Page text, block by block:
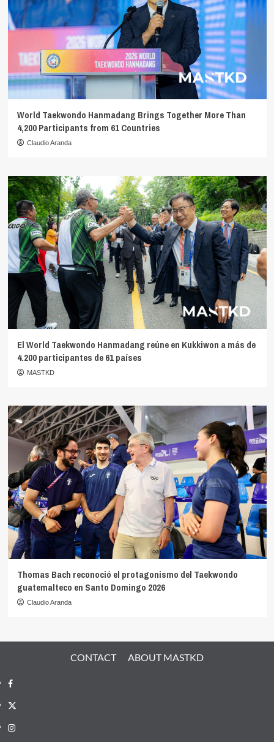
World Taekwondo Hanmadang Brings Together More Than
4,200 Participants from 61 Countries
Claudio Aranda
El World Taekwondo Hanmadang reúne en Kukkiwon a más de
4.200 participantes de 61 países
MASTKD
Thomas Bach reconoció el protagonismo del Taekwondo
guatemalteco en Santo Domingo 2026
Claudio Aranda
CONTACT ABOUT MASTKD
Facebook
X
Instagram